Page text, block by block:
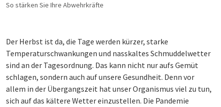
So stärken Sie Ihre Abwehrkräfte
Der Herbst ist da, die Tage werden kürzer, starke
Temperaturschwankungen und nasskaltes Schmuddelwetter
sind an der Tagesordnung. Das kann nicht nur aufs Gemüt
schlagen, sondern auch auf unsere Gesundheit. Denn vor
allem in der Übergangszeit hat unser Organismus viel zu tun,
sich auf das kältere Wetter einzustellen. Die Pandemie